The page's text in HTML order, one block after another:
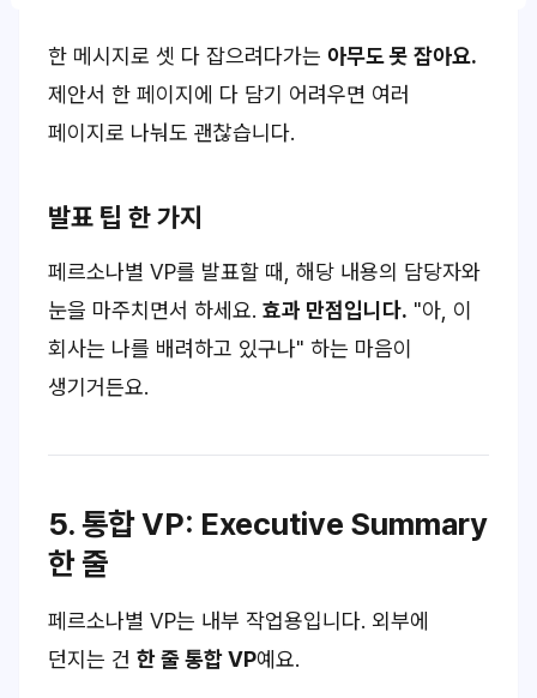
한 메시지로 셋 다 잡으려다가는 아무도 못 잡아요.
제안서 한 페이지에 다 담기 어려우면 여러
페이지로 나눠도 괜찮습니다.
발표 팁 한 가지
페르소나별 VP를 발표할 때, 해당 내용의 담당자와
눈을 마주치면서 하세요. 효과 만점입니다. "아, 이
회사는 나를 배려하고 있구나" 하는 마음이
생기거든요.
5. 통합 VP: Executive Summary
한 줄
페르소나별 VP는 내부 작업용입니다. 외부에
던지는 건 한 줄 통합 VP예요.